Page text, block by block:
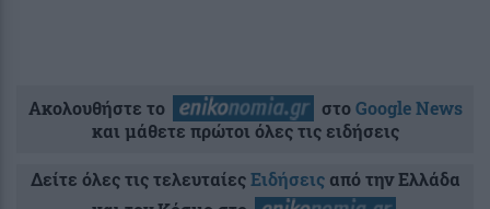
Ακολουθήστε το στοGoogle News
και μάθετε πρώτοι όλες τις ειδήσεις
Δείτε όλες τις τελευταίεςΕιδήσειςαπό την Ελλάδα